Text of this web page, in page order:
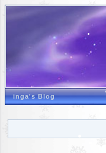
inga's Blog